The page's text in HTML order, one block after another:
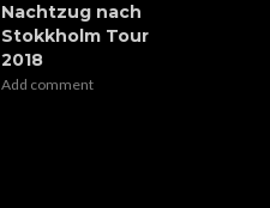
Nachtzug nach
Stokkholm Tour
2018
Add comment